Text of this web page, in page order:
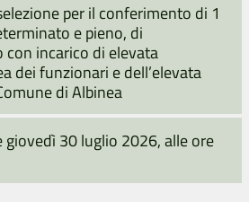
per il conferimento di 1
e pieno, di
incarico di elevata
dei funzionari e dell’elevata
di Albinea
giovedì 30 luglio 2026, alle ore